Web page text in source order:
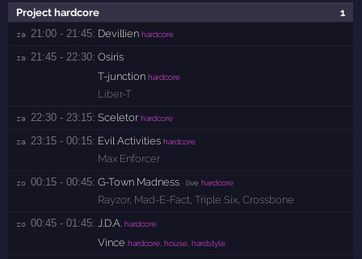
1
Project hardcore
za 21:00 - 21:45: Devillien hardcore
za 21:45 - 22:30: Osiris
T-junction hardcore
Liber-T
za 22:30 - 23:15: Sceletor hardcore
za 23:15 - 00:15: Evil Activities hardcore
Max Enforcer
zo 00:15 - 00:45: G-Town Madness · live hardcore
Rayzor, Mad-E-Fact ,Triple Six ,Crossbone
zo 00:45 - 01:45: J.D.A. hardcore
Vince hardcore, house, hardstyle